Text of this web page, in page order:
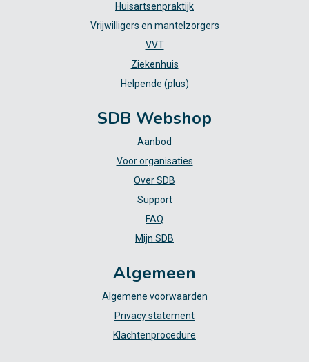
Huisartsenpraktijk
Vrijwilligers en mantelzorgers
VVT
Ziekenhuis
Helpende (plus)
SDB Webshop
Aanbod
Voor organisaties
Over SDB
Support
FAQ
Mijn SDB
Algemeen
Algemene voorwaarden
Privacy statement
Klachtenprocedure